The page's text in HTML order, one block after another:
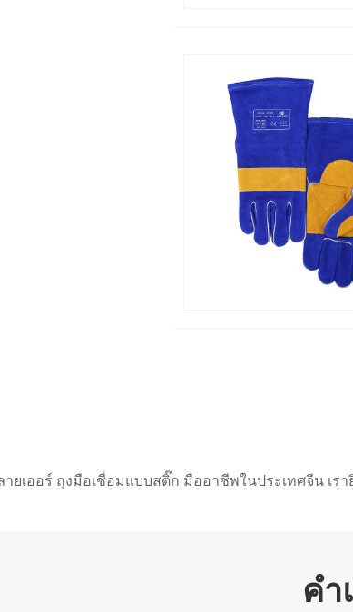
ยเออร์ ถุงมือเชื่อมแบบสติ๊ก มืออาชีพในประเทศจีน
คำ